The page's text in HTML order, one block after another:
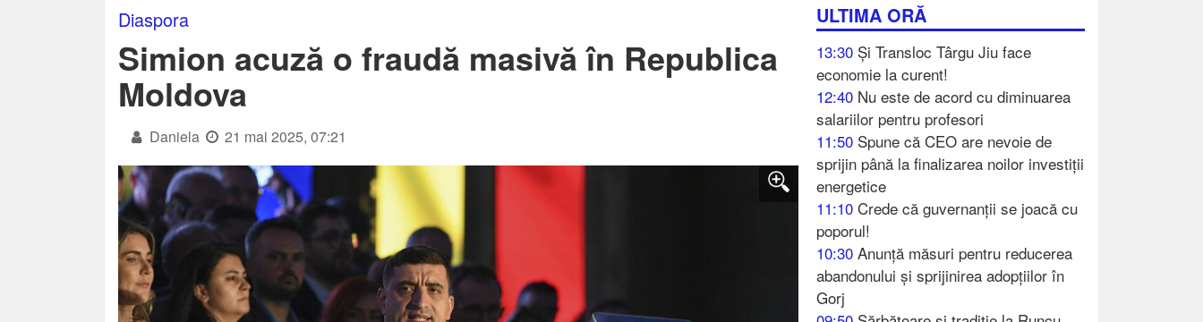
ULTIMA ORĂ
13:30 Și Transloc Târgu Jiu face
economie la curent!
12:40 Nu este de acord cu diminuarea
salariilor pentru profesori
11:50 Spune că CEO are nevoie de
sprijin până la finalizarea noilor investiții
energetice
11:10 Crede că guvernanții se joacă cu
poporul!
10:30 Anunță măsuri pentru reducerea
abandonului și sprijinirea adopțiilor în
Gorj
Diaspora
Simion acuză o fraudă masivă în Republica
Moldova
Daniela 21 mai 2025, 07:21